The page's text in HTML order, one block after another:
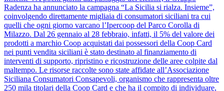
Radenza ha annunciato la campagna “La Sicilia si rialza. Insieme”,
coinvolgendo direttamente migliaia di consumatori siciliani tra cui
quelli che ogni giorno varcano l’Ipercoop del Parco Corolla di
Milazzo. Dal 26 gennaio al 28 febbraio, infatti, il 5% del valore dei
prodotti a marchio Coop acquistati dai possessori della Coop Card
nei punti vendita siciliani è stato destinato al finanziamento di
interventi di supporto, ripristino e ricostruzione delle aree colpite dal
maltempo. Le risorse raccolte sono state affidate all’Associazione
Siciliana Consumatori Consapevoli, organismo che rappresenta oltre
250 mila titolari della Coop Card e che ha il compito di individuare,